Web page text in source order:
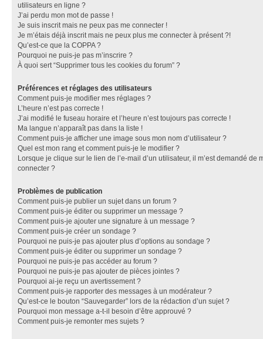
utilisateurs en ligne ?
J’ai perdu mon mot de passe !
Je suis inscrit mais ne peux pas me connecter !
Je m’étais déjà inscrit mais ne peux plus me connecter à présent ?!
Qu’est-ce que la COPPA ?
Pourquoi ne puis-je pas m’inscrire ?
À quoi sert “Supprimer tous les cookies du forum” ?
Préférences et réglages des utilisateurs
Comment puis-je modifier mes réglages ?
L’heure n’est pas correcte !
J’ai modifié le fuseau horaire et l’heure n’est toujours pas correcte !
Ma langue n’apparaît pas dans la liste !
Comment puis-je afficher une image sous mon nom d’utilisateur ?
Quel est mon rang et comment puis-je le modifier ?
Lorsque je clique sur le lien de l’e-mail d’un utilisateur, il m’est demandé de
connecter ?
Problèmes de publication
Comment puis-je publier un sujet dans un forum ?
Comment puis-je éditer ou supprimer un message ?
Comment puis-je ajouter une signature à un message ?
Comment puis-je créer un sondage ?
Pourquoi ne puis-je pas ajouter plus d’options au sondage ?
Comment puis-je éditer ou supprimer un sondage ?
Pourquoi ne puis-je pas accéder au forum ?
Pourquoi ne puis-je pas ajouter de pièces jointes ?
Pourquoi ai-je reçu un avertissement ?
Comment puis-je rapporter des messages à un modérateur ?
Qu’est-ce le bouton “Sauvegarder” lors de la rédaction d’un sujet ?
Pourquoi mon message a-t-il besoin d’être approuvé ?
Comment puis-je remonter mes sujets ?